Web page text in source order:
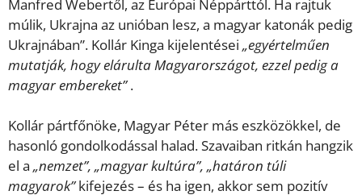
Manfred Webertől, az Európai Néppárttól. Ha rajtuk
múlik, Ukrajna az unióban lesz, a magyar katonák pedig
Ukrajnában”. Kollár Kinga kijelentései „egyértelműen
mutatják, hogy elárulta Magyarországot, ezzel pedig a
magyar embereket”.​
Kollár pártfőnöke, Magyar Péter más eszközökkel, de
hasonló gondolkodással halad. Szavaiban ritkán hangzik
el a „nemzet”, „magyar kultúra”, „határon túli
magyarok”kifejezés – és ha igen, akkor sem pozitív